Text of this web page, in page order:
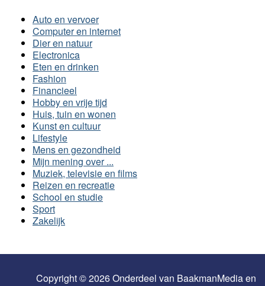
Auto en vervoer
Computer en internet
Dier en natuur
Electronica
Eten en drinken
Fashion
Financieel
Hobby en vrije tijd
Huis, tuin en wonen
Kunst en cultuur
Lifestyle
Mens en gezondheid
Mijn mening over ...
Muziek, televisie en films
Reizen en recreatie
School en studie
Sport
Zakelijk
Copyright © 2026 Onderdeel van BaakmanMediaen